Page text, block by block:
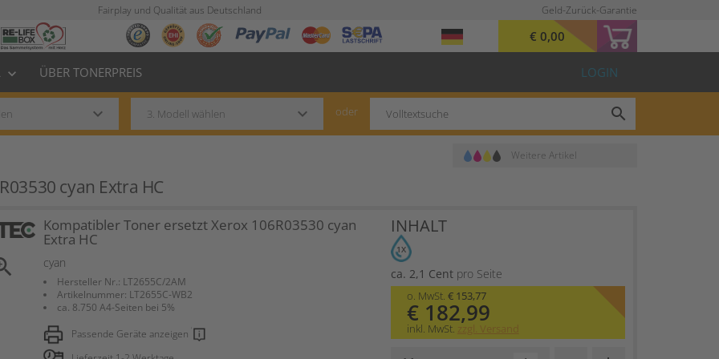
Fairplay und Qualität aus Deutschland Geld-Zurück-Garantie
€ 0,00
keyboard_arrow_down ÜBER TONERPREIS LOGIN
keyboard_arrow_down keyboard_arrow_down oder search
Weitere Artikel
cyan Extra HC
Kompatibler Toner ersetzt Xerox 106R03530 cyan
Extra HC
cyan
Hersteller Nr.: LT2655C/2AM
Artikelnummer: LT2655C-WB2
ca. 8.750 A4-Seiten bei 5%
Passende Geräte anzeigen
INHALT
1X
ca. 2,1 Centpro Seite
o. MwSt. € 153,77
€ 182,99
inkl. MwSt. zzgl. Versand